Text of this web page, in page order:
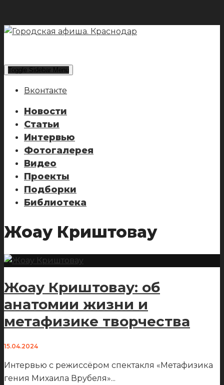
Toggle Sidebar Menu
Вконтакте
Новости
Статьи
Интервью
Фотогалерея
Видео
Проекты
Подборки
Библиотека
Жоау Криштовау
Жоау Криштовау: об
анатомии жизни и
метафизике творчества
15.04.2024
Интервью с режиссёром спектакля «Метафизика
гения Михаила Врубеля»...